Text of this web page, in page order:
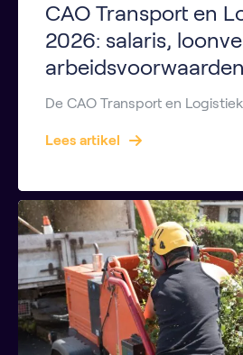
CAO Transport en
2026: salaris,
arbeidsvoorwaarden
Lees artikel